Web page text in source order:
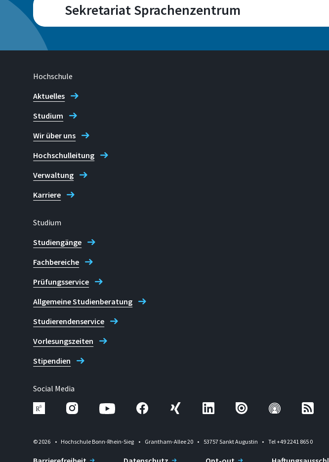
Sekretariat Sprachenzentrum
E 011 (Sankt Augustin), L 1.302
(Rheinbach)
02241 865 9700 (Sandra Schwenker (Rheinbach))
Hochschule
Aktuelles
Studium
Wir über uns
Hochschulleitung
Verwaltung
Karriere
Studium
Studiengänge
Fachbereiche
Prüfungsservice
Allgemeine Studienberatung
Studierendenservice
Vorlesungszeiten
Stipendien
Social Media
© 2026 Hochschule Bonn-Rhein-Sieg Grantham-Allee 20 53757 Sankt Augustin Tel +49 2241 865 0